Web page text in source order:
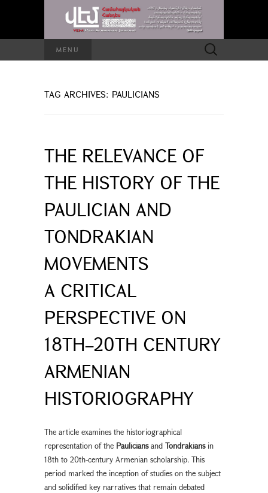
MENU
Search
for:
TAG ARCHIVES: PAULICIANS
THE RELEVANCE OF
THE HISTORY OF THE
PAULICIAN AND
TONDRAKIAN
MOVEMENTS
A CRITICAL
PERSPECTIVE ON
18TH–20TH CENTURY
ARMENIAN
HISTORIOGRAPHY
The article examines the historiographical
representation of the Pauliciansand Tondrakiansin
18th to 20th-century Armenian scholarship. This
period marked the inception of studies on the subject
and solidified key narratives that remain debated